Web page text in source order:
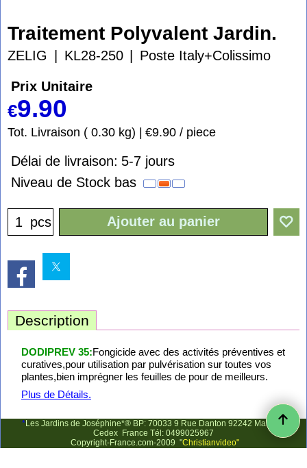
Traitement Polyvalent Jardin.
ZELIG KL28-250 Poste Italy+Colissimo
Prix Unitaire
€9.90
Tot. Livraison 0.30 kg €9.90 / piece
Délai de livraison: 5-7 jours
Niveau de Stock bas
pcs Ajouter au panier
Description
DODIPREV 35:Fongicide avec des activités préventives et
curatives,pour utilisation par pulvérisation sur toutes vos
plantes,bien imprégner les feuilles de pour de meilleurs.
Plus de Détails.
*Les Jardins de Joséphine*® BP: 70033 9 Rue Danton 92242 Malakoff
Cedex France Tél: 0499025967
Copyright-France.com-2009 "Christianvideo"